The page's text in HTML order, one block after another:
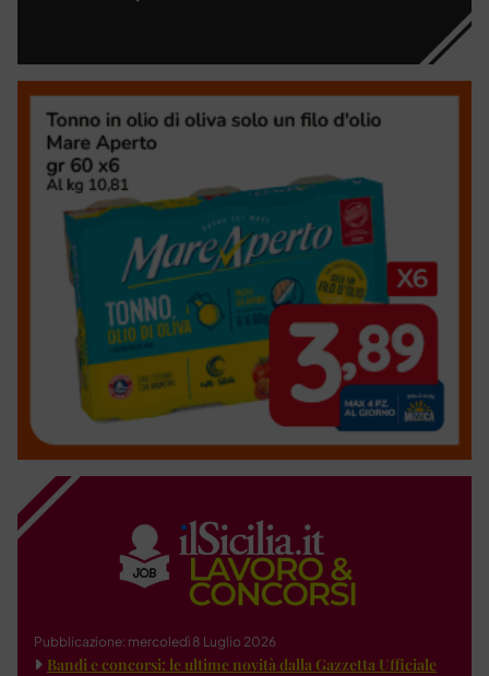
Pubblicazione: mercoledì 8 Luglio 2026
Bandi e concorsi: le ultime novità dalla Gazzetta Ufficiale